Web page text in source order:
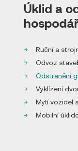
Úklid a
Ruční a
Odvoz
Odstranění
Vyklízení
Mytí vozidel
Mobilní